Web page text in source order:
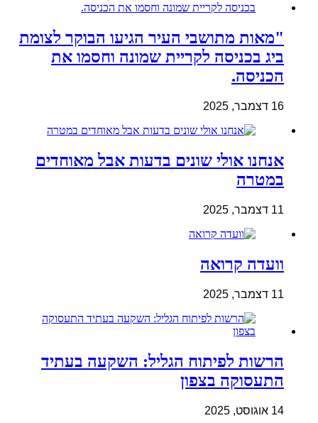
"מאות מתושבי העיר הגיעו הבוקר לצומת
ביג בכניסה לקריית שמונה וחסמו את
הכניסה.
16 דצמבר, 2025
אנחנו אולי שונים בדעות אבל מאוחדים
במטרה
11 דצמבר, 2025
וועדה קרואה
11 דצמבר, 2025
הרשות לפיתוח הגליל: השקעה בעתיד
התעסוקה בצפון
14 אוגוסט, 2025